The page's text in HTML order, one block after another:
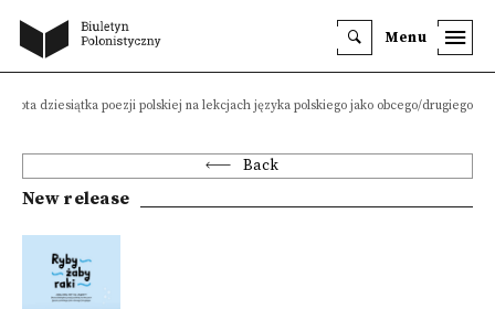
Menu
Złota dziesiątka poezji polskiej na lekcjach języka polskiego jako obcego/drugiego
Back
New release